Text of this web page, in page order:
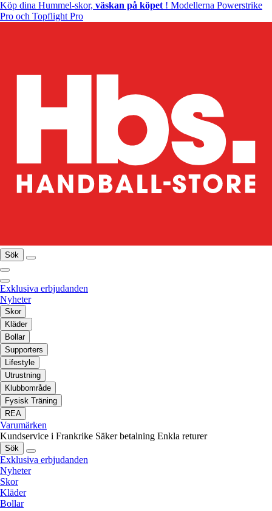
Köp dina Hummel-skor, väskan på köpet ! Modellerna Powerstrike
Pro och Topflight Pro
Sök
Exklusiva erbjudanden
Nyheter
Skor
Kläder
Bollar
Supporters
Lifestyle
Utrustning
Klubbområde
Fysisk Träning
REA
Varumärken
Kundservice i Frankrike Säker betalning Enkla returer
Sök
Exklusiva erbjudanden
Nyheter
Skor
Kläder
Bollar